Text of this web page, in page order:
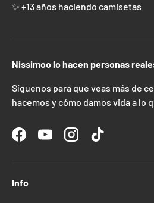
✨ +13 años haciendo camisetas
Nissimoo lo hacen personas
Síguenos para que veas más de
hacemos y cómo damos vida a lo
FacebookYouTubeInstagramTikTok
Info